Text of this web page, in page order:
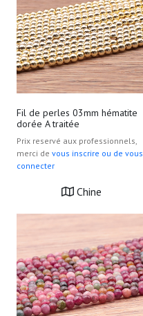
Fil de perles 03mm hématite
dorée A traitée
Prix reservé aux professionnels,
merci de vous inscrire ou de vous
connecter
Chine